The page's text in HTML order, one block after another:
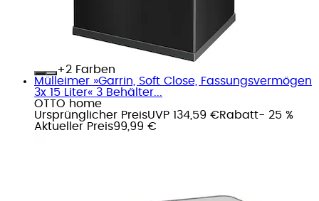
+
Farben
Mülleimer »Garrin, Soft Close, Fassungsvermögen
3x 15 Liter« 3 Behälter...
OTTO home
Ursprünglicher PreisUVP 134,59 €Rabatt- 25 %
Aktueller Preis99,99 €